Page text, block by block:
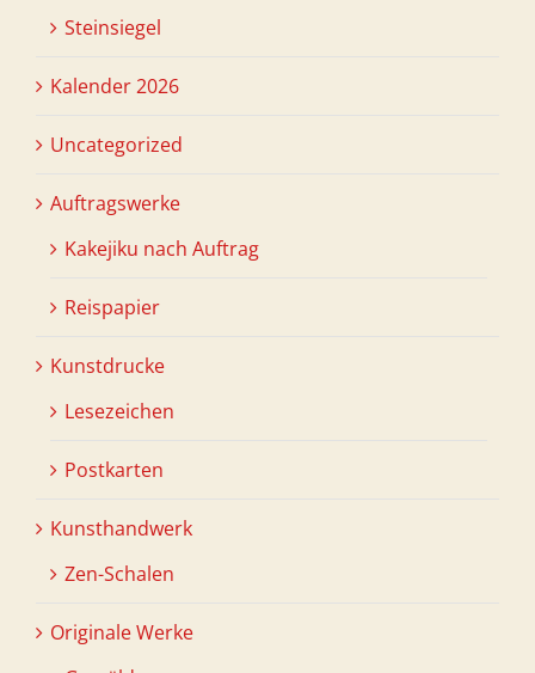
Steinsiegel
Kalender 2026
Uncategorized
Auftragswerke
Kakejiku nach Auftrag
Reispapier
Kunstdrucke
Lesezeichen
Postkarten
Kunsthandwerk
Zen-Schalen
Originale Werke